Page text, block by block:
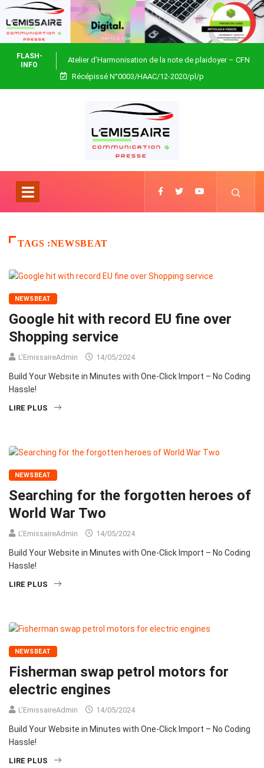
FLASH-
INFO
Atelier d’Harmonisation de la note de plaidoyer – CFN
Togo
Récépissé N°0003/HAAC/12-2020/pl/p
TAGS :NEWSBEAT
NEWSBEAT
Google hit with record EU fine over
Shopping service
L'EmissaireAdmin 14/05/2024
Build Your Website in Minutes with One-Click Import – No Coding
Hassle!
LIRE PLUS
NEWSBEAT
Searching for the forgotten heroes of
World War Two
L'EmissaireAdmin 14/05/2024
Build Your Website in Minutes with One-Click Import – No Coding
Hassle!
LIRE PLUS
NEWSBEAT
Fisherman swap petrol motors for
electric engines
L'EmissaireAdmin 14/05/2024
Build Your Website in Minutes with One-Click Import – No Coding
Hassle!
LIRE PLUS